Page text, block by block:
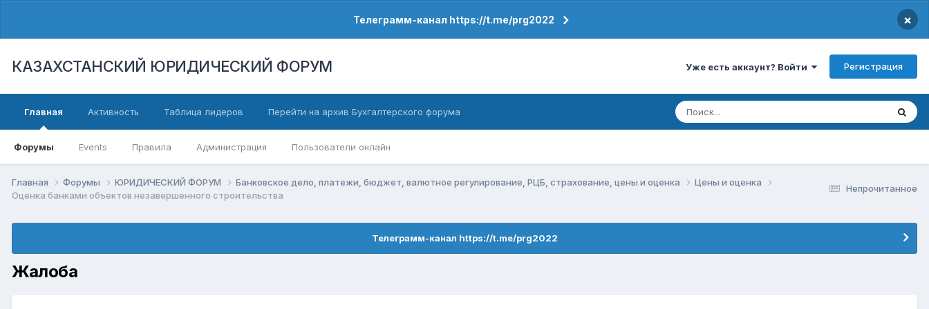
Телеграмм-канал https://t.me/prg2022 ×
КАЗАХСТАНСКИЙ ЮРИДИЧЕСКИЙ ФОРУМ Уже есть аккаунт? Войти Регистрация
Главная
Форумы Events Правила Администрация Пользователи онлайн
Активность Таблица лидеров Перейти на архив Бухгалтерского форума
Непрочитанное
Главная Форумы ЮРИДИЧЕСКИЙ ФОРУМ Банковское дело, платежи, бюджет, валютное регулирование, РЦБ, страхование, цены и оценка
Цены и оценка
Оценка банками объектов незавершенного строительства
Телеграмм-канал https://t.me/prg2022
Жалоба